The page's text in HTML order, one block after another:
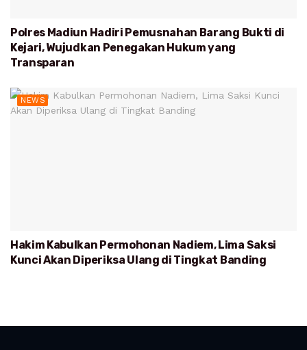
Polres Madiun Hadiri Pemusnahan Barang Bukti di
Kejari, Wujudkan Penegakan Hukum yang
Transparan
NEWS
Hakim Kabulkan Permohonan Nadiem, Lima Saksi
Kunci Akan Diperiksa Ulang di Tingkat Banding